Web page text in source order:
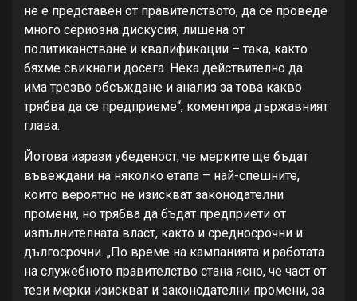
не е представен от правителството, да се проведе
много сериозна дискусия, лишена от
политиканстване и квалификации – така, както
бяхме свикнали досега. Нека действително да
има трезво обсъждане и анализ за това какво
трябва да се предприеме“, коментира държавният
глава.
Йотова изрази убеденост, че мерките ще бъдат
въвеждани на няколко етапа – най-спешните,
които вероятно не изискват законодателни
промени, но трябва да бъдат предприети от
изпълнителната власт, както и средносрочни и
дългосрочни. „По време на кампанията и работата
на служебното правителство стана ясно, че част от
тези мерки изискват и законодателни промени, за